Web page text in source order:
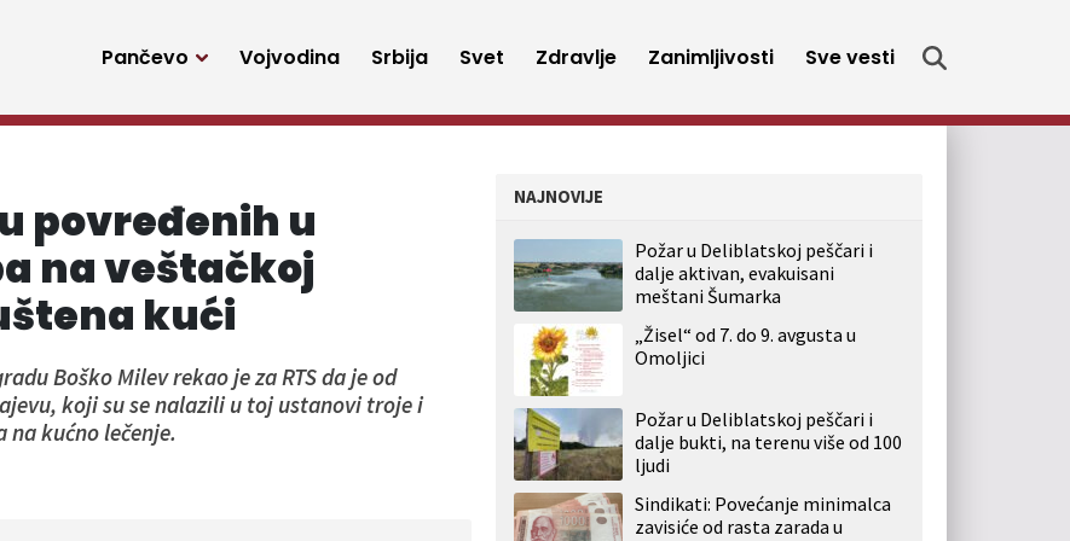
Pančevo Vojvodina Srbija Svet Zdravlje Zanimljivosti Sve vesti
povređenih u
na veštačkoj
kući
Boško Milev rekao je za RTS da je od
koji su se nalazili u toj ustanovi troje i
na kućno lečenje.
NAJNOVIJE
Požar u Deliblatskoj peščari i
dalje aktivan, evakuisani
meštani Šumarka
„Žisel“ od 7. do 9. avgusta u
Omoljici
Požar u Deliblatskoj peščari i
dalje bukti, na terenu više od 100
ljudi
Sindikati: Povećanje minimalca
zavisiće od rasta zarada u